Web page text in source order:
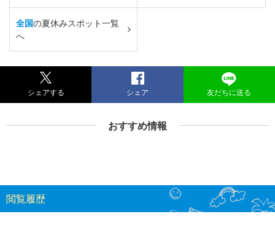
全国の夏休みスポット一覧
へ
シェアする シェア 友だちに送る
おすすめ情報
閲覧履歴